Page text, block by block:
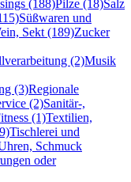
(188)Pilze (18)Salz
Süßwaren und
Sekt (189)Zucker
(2)Musik
(3)Regionale
(2)Sanitär-,
(1)Textilien,
Tischlerei und
Schmuck
oder